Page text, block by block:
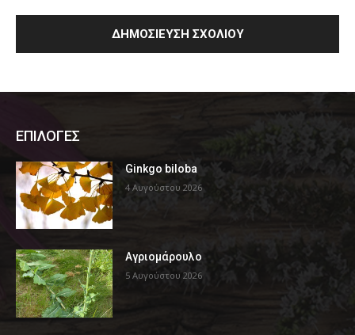
ΕΠΙΛΟΓΕΣ
Ginkgo biloba
4 Αυγούστου 2026
Αγριομάρουλο
5 Αυγούστου 2026